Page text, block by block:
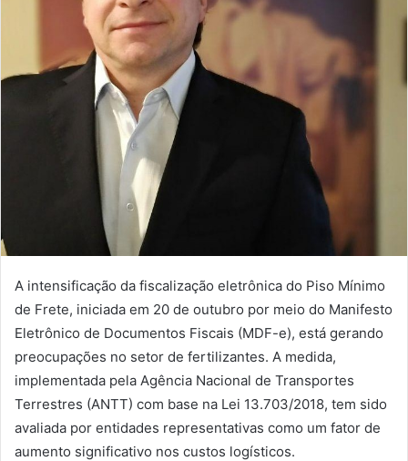
A intensificação da fiscalização eletrônica do Piso Mínimo
de Frete, iniciada em 20 de outubro por meio do Manifesto
Eletrônico de Documentos Fiscais (MDF-e), está gerando
preocupações no setor de fertilizantes. A medida,
implementada pela Agência Nacional de Transportes
Terrestres (ANTT) com base na Lei 13.703/2018, tem sido
avaliada por entidades representativas como um fator de
aumento significativo nos custos logísticos.